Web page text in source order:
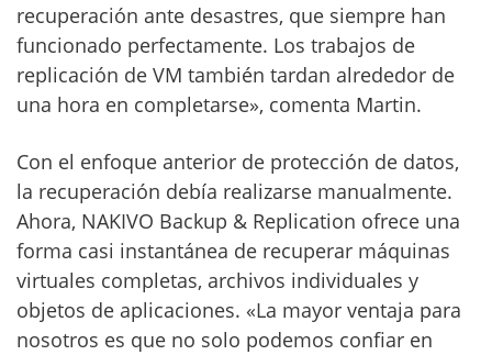
recuperación ante desastres, que siempre han
funcionado perfectamente. Los trabajos de
replicación de VM también tardan alrededor de
una hora en completarse», comenta Martin.
Con el enfoque anterior de protección de datos,
la recuperación debía realizarse manualmente.
Ahora, NAKIVO Backup & Replication ofrece una
forma casi instantánea de recuperar máquinas
virtuales completas, archivos individuales y
objetos de aplicaciones. «La mayor ventaja para
nosotros es que no solo podemos confiar en